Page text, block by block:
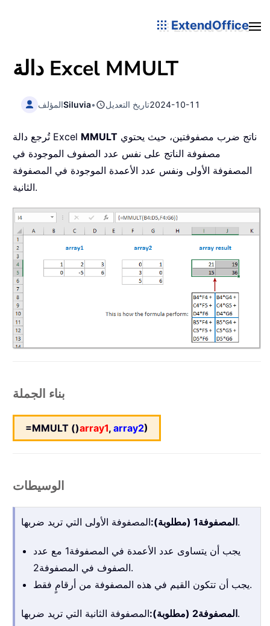
ExtendOffice
دالة Excel MMULT
المؤلفSiluvia• تاريخ التعديل2024-10-11
تُرجع دالة Excel MMULT
مصفوفة الناتج على نفس عدد الصفوف الموجودة في
المصفوفة الأولى ونفس عدد الأعمدة الموجودة في المصفوفة
الثانية.
بناء الجملة
=MMULT ()array1, array2)
الوسيطات
المصفوفة1 (مطلوبة):المصفوفة الأولى التي تريد ضربها.
يجب أن يتساوى عدد الأعمدة في المصفوفة1 مع عدد
الصفوف في المصفوفة2.
يجب أن تتكون القيم في هذه المصفوفة من أرقامٍ فقط.
المصفوفة2 (مطلوبة):المصفوفة الثانية التي تريد ضربها.